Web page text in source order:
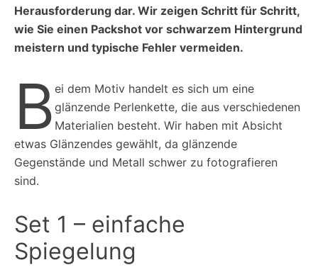
Herausforderung dar. Wir zeigen Schritt für Schritt,
wie Sie einen Packshot vor schwarzem Hintergrund
meistern und typische Fehler vermeiden.
B ei dem Motiv handelt es sich um eine
glänzende Perlenkette, die aus verschiedenen
Materialien besteht. Wir haben mit Absicht
etwas Glänzendes gewählt, da glänzende
Gegenstände und Metall schwer zu fotografieren
sind.
Set 1 – einfache
Spiegelung